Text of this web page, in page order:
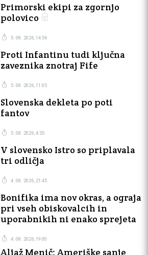
Primorski ekipi za zgornjo
polovico
5. 08. 2026, 14:56
Proti Infantinu tudi ključna
zaveznika znotraj Fife
5. 08. 2026, 11:05
Slovenska dekleta po poti
fantov
5. 08. 2026, 4:35
V slovensko Istro so priplavala
tri odličja
4. 08. 2026, 21:45
Bonifika ima nov okras, a ograja
pri vseh obiskovalcih in
uporabnikih ni enako sprejeta
4. 08. 2026, 19:00
Aljaž Menič: Ameriške sanje